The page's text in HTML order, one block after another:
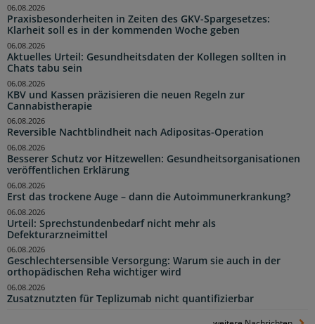
Praxisbesonderheiten in Zeiten des GKV-Spargesetzes:
Klarheit soll es in der kommenden Woche geben
06.08.2026
Aktuelles Urteil: Gesundheitsdaten der Kollegen sollten in
Chats tabu sein
06.08.2026
KBV und Kassen präzisieren die neuen Regeln zur
Cannabistherapie
06.08.2026
Reversible Nachtblindheit nach Adipositas-Operation
06.08.2026
Besserer Schutz vor Hitzewellen: Gesundheitsorganisationen
veröffentlichen Erklärung
06.08.2026
Erst das trockene Auge – dann die Autoimmunerkrankung?
06.08.2026
Urteil: Sprechstundenbedarf nicht mehr als
Defekturarzneimittel
06.08.2026
Geschlechtersensible Versorgung: Warum sie auch in der
orthopädischen Reha wichtiger wird
06.08.2026
Zusatznutzten für Teplizumab nicht quantifizierbar
06.08.2026